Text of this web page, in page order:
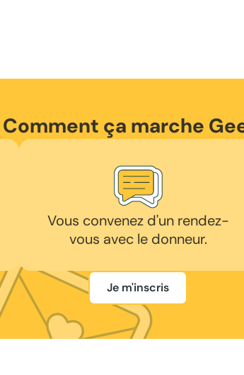
Comment ça marche
Vous convenez d'un rendez-
vous avec le donneur.
Je m'inscris